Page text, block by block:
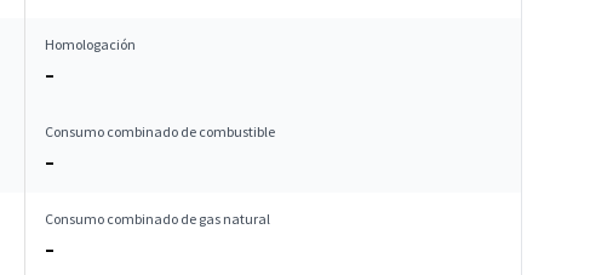
Homologación
–
Consumo combinado de combustible
–
Consumo combinado de gas natural
–